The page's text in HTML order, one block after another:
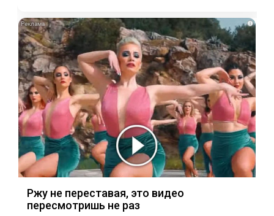
i
Ржу не переставая, это видео
пересмотришь не раз